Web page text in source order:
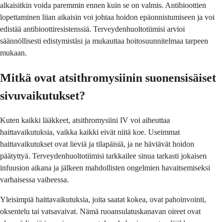
alkaisitkin voida paremmin ennen kuin se on valmis. Antibioottien
lopettaminen liian aikaisin voi johtaa hoidon epäonnistumiseen ja voi
edistää antibioottiresistenssiä. Terveydenhuoltotiimisi arvioi
säännöllisesti edistymistäsi ja mukauttaa hoitosuunnitelmaa tarpeen
mukaan.
Mitkä ovat atsithromysiinin suonensisäiset
sivuvaikutukset?
Kuten kaikki lääkkeet, atsithromysiini IV voi aiheuttaa
haittavaikutuksia, vaikka kaikki eivät niitä koe. Useimmat
haittavaikutukset ovat lieviä ja tilapäisiä, ja ne häviävät hoidon
päätyttyä. Terveydenhuoltotiimisi tarkkailee sinua tarkasti jokaisen
infuusion aikana ja jälkeen mahdollisten ongelmien havaitsemiseksi
varhaisessa vaiheessa.
Yleisimpiä haittavaikutuksia, joita saatat kokea, ovat pahoinvointi,
oksentelu tai vatsavaivat. Nämä ruoansulatuskanavan oireet ovat